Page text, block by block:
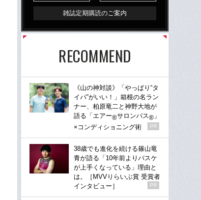
雑誌定期購読のご案内
RECOMMEND
《山の神対談》「やっぱり“タ
イパ”がいい！」箱根の名ラン
ナー、柏原竜二と神野大地が
語る「エアー®サロンパス® 」
×コンディショニング術
PR
38歳でも進化を続ける篠山竜
青が語る「10年前よりバスケ
が上手くなっている」理由と
は。［MVVりらいぶ賞 受賞者
インタビュー］
PR